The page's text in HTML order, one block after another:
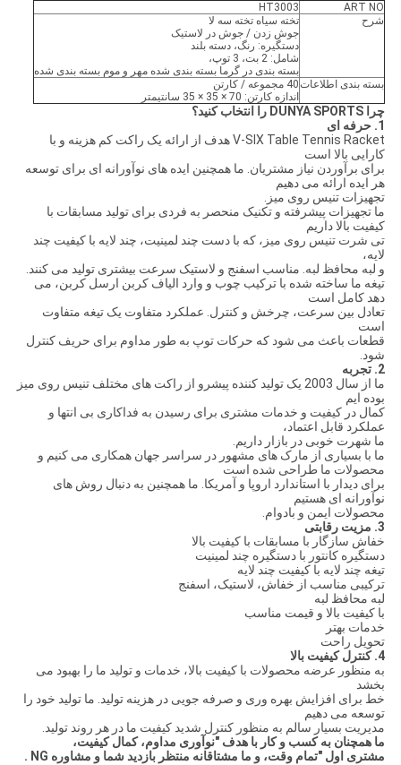
ART NO
HT3003
شرح
تخته سیاه تخته سه لا
جوش زدن / جوش در لاستیک
دستگیره: رنگ، دسته بلند
شامل: 2 بت، 3 توپ،
بسته بندی در گرما بسته بندی شده مهر و موم بسته بندی شده
بسته بندی اطلاعات40 مجموعه / کارتن
اندازه کارتن: 70 × 35 × 35 سانتیمتر
چرا DUNYA SPORTS را انتخاب کنید؟
1. حرفه ای
V-SIX Table Tennis Racket هدف از ارائه یک راکت کم هزینه و با
کارایی بالا است
برای برآوردن نیاز مشتریان. ما همچنین ایده های نوآورانه ای برای توسعه
هر ایده ارائه می دهیم
تجهیزات تنیس روی میز.
ما تجهیزات پیشرفته و تکنیک منحصر به فردی برای تولید مسابقات با
کیفیت بالا داریم
تی شرت تنیس روی میز، که با دست چند لمینیت، چند لایه با کیفیت چند
لایه،
و لبه محافظ لبه. مناسب اسفنج و لاستیک سرعت بیشتری تولید می کنند.
تیغه ما ساخته شده با ترکیب چوب و وارد الیاف کربن ارسل کربن، می
دهد کامل است
تعادل بین سرعت، چرخش و کنترل. عملکرد متفاوت یک تیغه متفاوت
است
قطعات باعث می شود که حرکات توپ به طور مداوم برای حریف کنترل
شود.
2. تجربه
ما از سال 2003 یک تولید کننده پیشرو از راکت های مختلف تنیس روی میز
بوده ایم
کمال در کیفیت و خدمات مشتری برای رسیدن به فداکاری بی انتها و
عملکرد قابل اعتماد،
ما شهرت خوبی در بازار داریم.
ما با بسیاری از مارک های مشهور در سراسر جهان همکاری می کنیم و
محصولات ما طراحی شده است
برای دیدار با استاندارد اروپا و آمریکا. ما همچنین به دنبال روش های
نوآورانه ای هستیم
محصولات ایمن و بادوام.
3. مزیت رقابتی
خفاش سازگار با مسابقات با کیفیت بالا
دستگیره کانتور با دستگیره چند لمینیت
تیغه چند لایه با کیفیت چند لایه
ترکیبی مناسب از خفاش، لاستیک، اسفنج
لبه محافظ لبه
با کیفیت بالا و قیمت مناسب
خدمات بهتر
تحویل راحت
4. کنترل کیفیت بالا
به منظور عرضه محصولات با کیفیت بالا، خدمات و تولید ما را بهبود می
بخشد
خط برای افزایش بهره وری و صرفه جویی در هزینه تولید. ما تولید خود را
توسعه می دهیم
مدیریت بسیار سالم به منظور کنترل شدید کیفیت ما در هر روند تولید.
ما همچنان به کسب و کار با هدف "نوآوری مداوم، کمال کیفیت،
مشتری اول "تمام وقت، و ما مشتاقانه منتظر بازدید شما و مشاوره NG
.